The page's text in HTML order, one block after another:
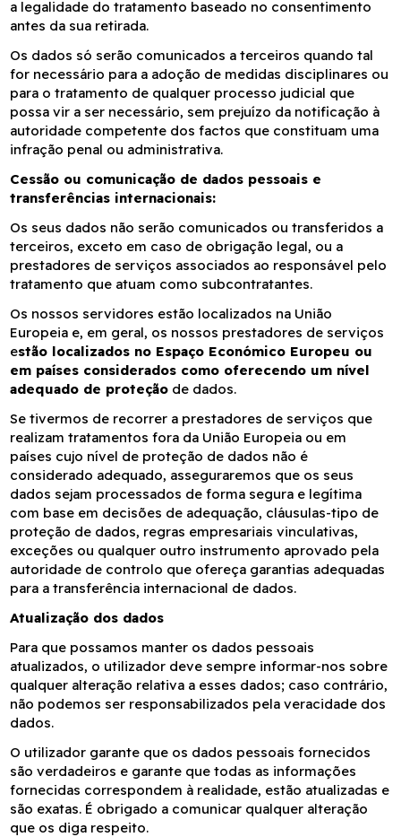
a legalidade do tratamento baseado no consentimento
antes da sua retirada.
Os dados só serão comunicados a terceiros quando tal
for necessário para a adoção de medidas disciplinares ou
para o tratamento de qualquer processo judicial que
possa vir a ser necessário, sem prejuízo da notificação à
autoridade competente dos factos que constituam uma
infração penal ou administrativa.
Cessão ou comunicação de dados pessoais e
transferências internacionais:
Os seus dados não serão comunicados ou transferidos a
terceiros, exceto em caso de obrigação legal, ou a
prestadores de serviços associados ao responsável pelo
tratamento que atuam como subcontratantes.
Os nossos servidores estão localizados na União
Europeia e, em geral, os nossos prestadores de serviços
estão localizados no Espaço Económico Europeu ou
em países considerados como oferecendo um nível
adequado de proteção de dados.
Se tivermos de recorrer a prestadores de serviços que
realizam tratamentos fora da União Europeia ou em
países cujo nível de proteção de dados não é
considerado adequado, asseguraremos que os seus
dados sejam processados de forma segura e legítima
com base em decisões de adequação, cláusulas-tipo de
proteção de dados, regras empresariais vinculativas,
exceções ou qualquer outro instrumento aprovado pela
autoridade de controlo que ofereça garantias adequadas
para a transferência internacional de dados.
Atualização dos dados
Para que possamos manter os dados pessoais
atualizados, o utilizador deve sempre informar-nos sobre
qualquer alteração relativa a esses dados; caso contrário,
não podemos ser responsabilizados pela veracidade dos
dados.
O utilizador garante que os dados pessoais fornecidos
são verdadeiros e garante que todas as informações
fornecidas correspondem à realidade, estão atualizadas e
são exatas. É obrigado a comunicar qualquer alteração
que os diga respeito.